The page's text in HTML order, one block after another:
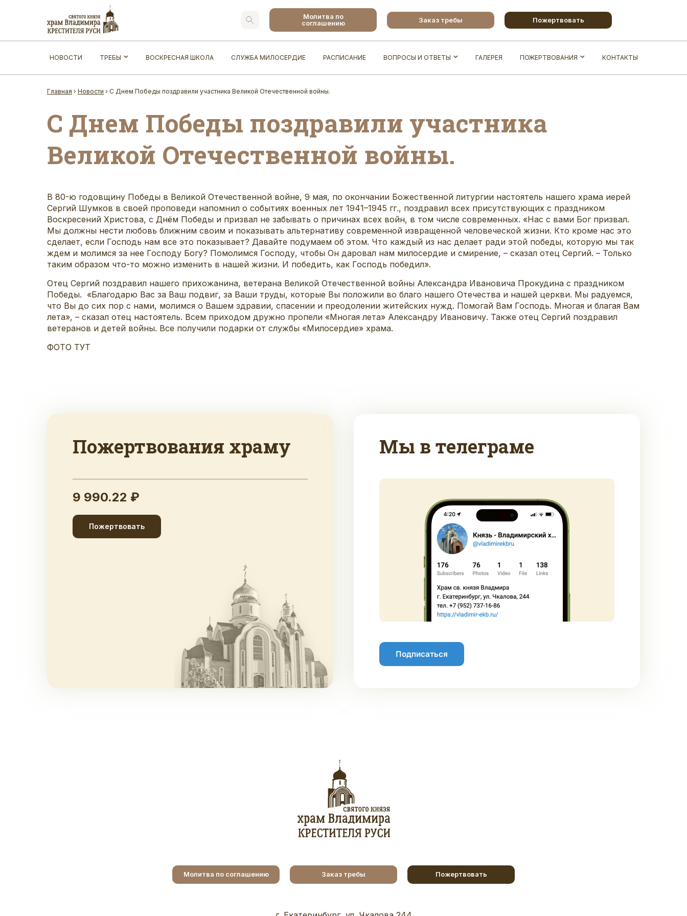
Молитва по
соглашению
Заказ требы Пожертвовать
НОВОСТИ ТРЕБЫ ВОСКРЕСНАЯ ШКОЛА СЛУЖБА МИЛОСЕРДИЕ РАСПИСАНИЕ ВОПРОСЫ И ОТВЕТЫ ГАЛЕРЕЯ ПОЖЕРТВОВАНИЯ КОНТАКТЫ
Главная › Новости › С Днем Победы поздравили участника Великой Отечественной войны.
С Днем Победы поздравили участника
Великой Отечественной войны.
В 80-ю годовщину Победы в Великой Отечественной войне, 9 мая, по окончании Божественной литургии настоятель нашего храма иерей
Сергий Шумков в своей проповеди напомнил о событиях военных лет 1941–1945 гг., поздравил всех присутствующих с праздником
Воскресений Христова, с Днём Победы и призвал не забывать о причинах всех войн, в том числе современных. «Нас с вами Бог призвал.
Мы должны нести любовь ближним своим и показывать альтернативу современной извращенной человеческой жизни. Кто кроме нас это
сделает, если Господь нам все это показывает? Давайте подумаем об этом. Что каждый из нас делает ради этой победы, которую мы так
ждем и молимся за нее Господу Богу? Помолимся Господу, чтобы Он даровал нам милосердие и смирение, – сказал отец Сергий. – Только
таким образом что-то можно изменить в нашей жизни. И победить, как Господь победил».
Отец Сергий поздравил нашего прихожанина, ветерана Великой Отечественной войны Александра Ивановича Прокудина с праздником
Победы. «Благодарю Вас за Ваш подвиг, за Ваши труды, которые Вы положили во благо нашего Отечества и нашей церкви. Мы радуемся,
что Вы до сих пор с нами, молимся о Вашем здравии, спасении и преодолении житейских нужд. Помогай Вам Господь. Многая и благая Вам
лета», – сказал отец настоятель. Всем приходом дружно пропели «Многая лета» Александру Ивановичу. Также отец Сергий поздравил
ветеранов и детей войны. Все получили подарки от службы «Милосердие» храма.
ФОТО ТУТ
Пожертвования храму
9 990.22 ₽
Пожертвовать
Мы в телеграме
Подписаться
Молитва по соглашению Заказ требы Пожертвовать